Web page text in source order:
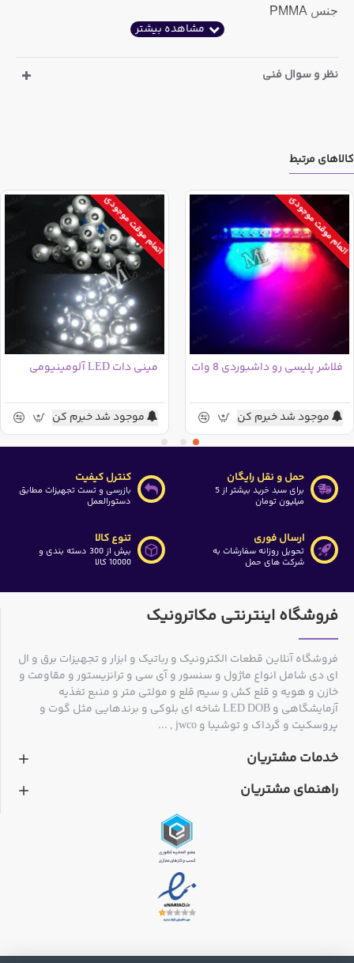
جنس PMMA
نظر و سوال فنی
کالاهای مرتبط
اتمام موقت موجودی
فلاشر پلیسی رو داشبوردی 8 وات
موجود شد خبرم کن
اتمام موقت موجودی
مینی دات LED آلومینیومی
موجود شد خبرم کن
حمل و نقل رایگان
برای سبد خرید بیشتر از 5
میلیون تومان
کنترل کیفیت
بازرسی و تست تجهیزات مطابق
دستورالعمل
ارسال فوری
تحویل روزانه سفارشات به
شرکت های حمل
تنوع کالا
بیش از 300 دسته بندی و
10000 کالا
فروشگاه اینترنتی مکاترونیک
فروشگاه آنلاین قطعات الکترونیک و رباتیک و ابزار و تجهیزات برق و ال
ای دی شامل انواع ماژول و سنسور و آی سی و ترانزیستور و مقاومت و
خازن و هویه و قلع کش و سیم قلع و مولتی متر و منبع تغذیه
آزمایشگاهی و LED DOB شاخه ای بلوکی و برندهایی مثل گوت و
پروسکیت و گرداک و توشیبا و jwco , ...
خدمات مشتریان
راهنمای مشتریان